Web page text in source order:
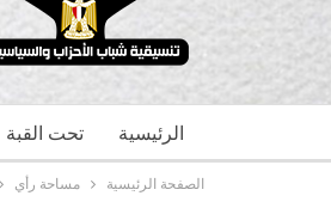
تحت القبة الرئيسية
الصفحة الرئيسية مساحة رأي